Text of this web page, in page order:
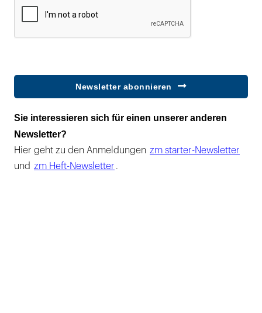
Newsletter abonnieren
Sie interessieren sich für einen unserer anderen
Newsletter?
Hier geht zu den Anmeldungen zm starter-Newsletter
und zm Heft-Newsletter .